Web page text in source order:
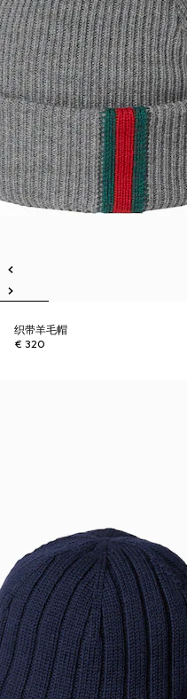
织带羊毛帽
€ 320